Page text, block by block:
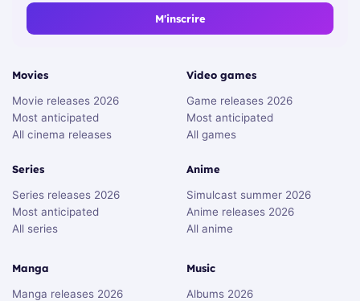
M'inscrire
Movies
Movie releases 2026
Most anticipated
All cinema releases
Series
Series releases 2026
Most anticipated
All series
Video games
Game releases 2026
Most anticipated
All games
Anime
Simulcast summer 2026
Anime releases 2026
All anime
Manga
Manga releases 2026
Music
Albums 2026